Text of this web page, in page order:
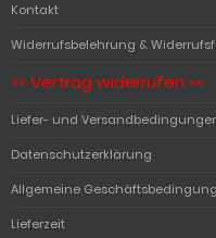
Kontakt
Widerrufsbelehrung &
«« Vertrag widerrufen »»
Liefer- und
Datenschutzerklärung
Allgemeine
Lieferzeit